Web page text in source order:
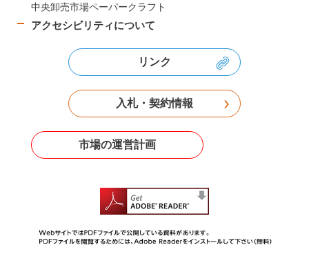
中央卸売市場ペーパークラフト
アクセシビリティについて
リンク
入札・契約情報
市場の運営計画